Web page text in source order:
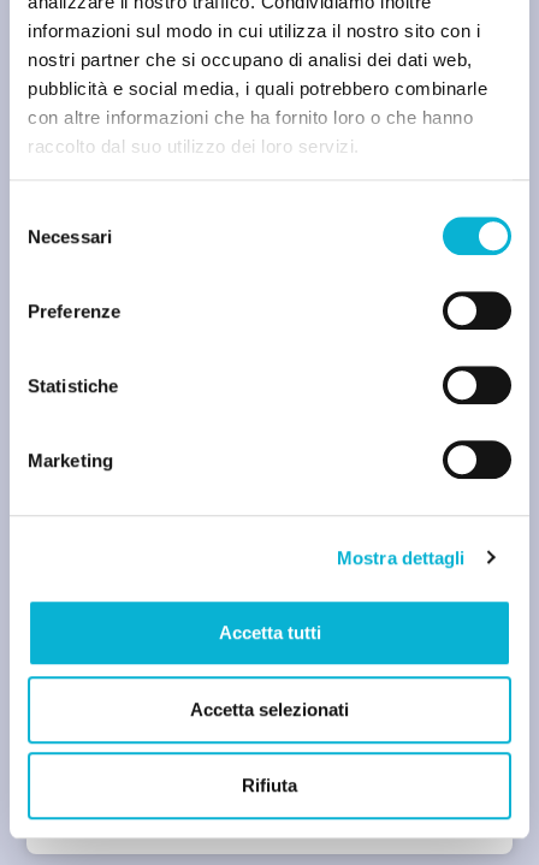
informazioni sul modo in cui utilizza il nostro sito con i
nostri partner che si occupano di analisi dei dati web,
pubblicità e social media, i quali potrebbero combinarle
con altre informazioni che ha fornito loro o che hanno
raccolto dal suo utilizzo dei loro servizi.
delNecessari
Preferenze
Statistiche
Marketing
Mostra dettagli
Accetta tutti
Accetta selezionati
Rifiuta
Come apparire su Google Maps? Scopri come
SEO
SEO
Alessandro Manzi